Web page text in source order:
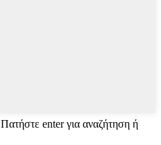
Πατήστε enter για αναζήτηση ή